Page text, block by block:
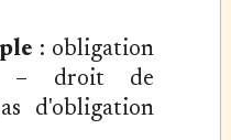
: obligation
– droit de
d'obligation